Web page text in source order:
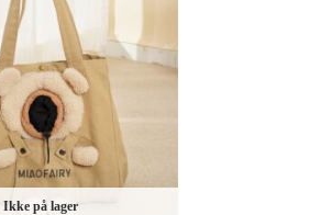
Ikke på lager